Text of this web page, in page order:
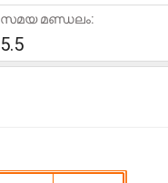
സമയ മണ്ഡലം:
5.5